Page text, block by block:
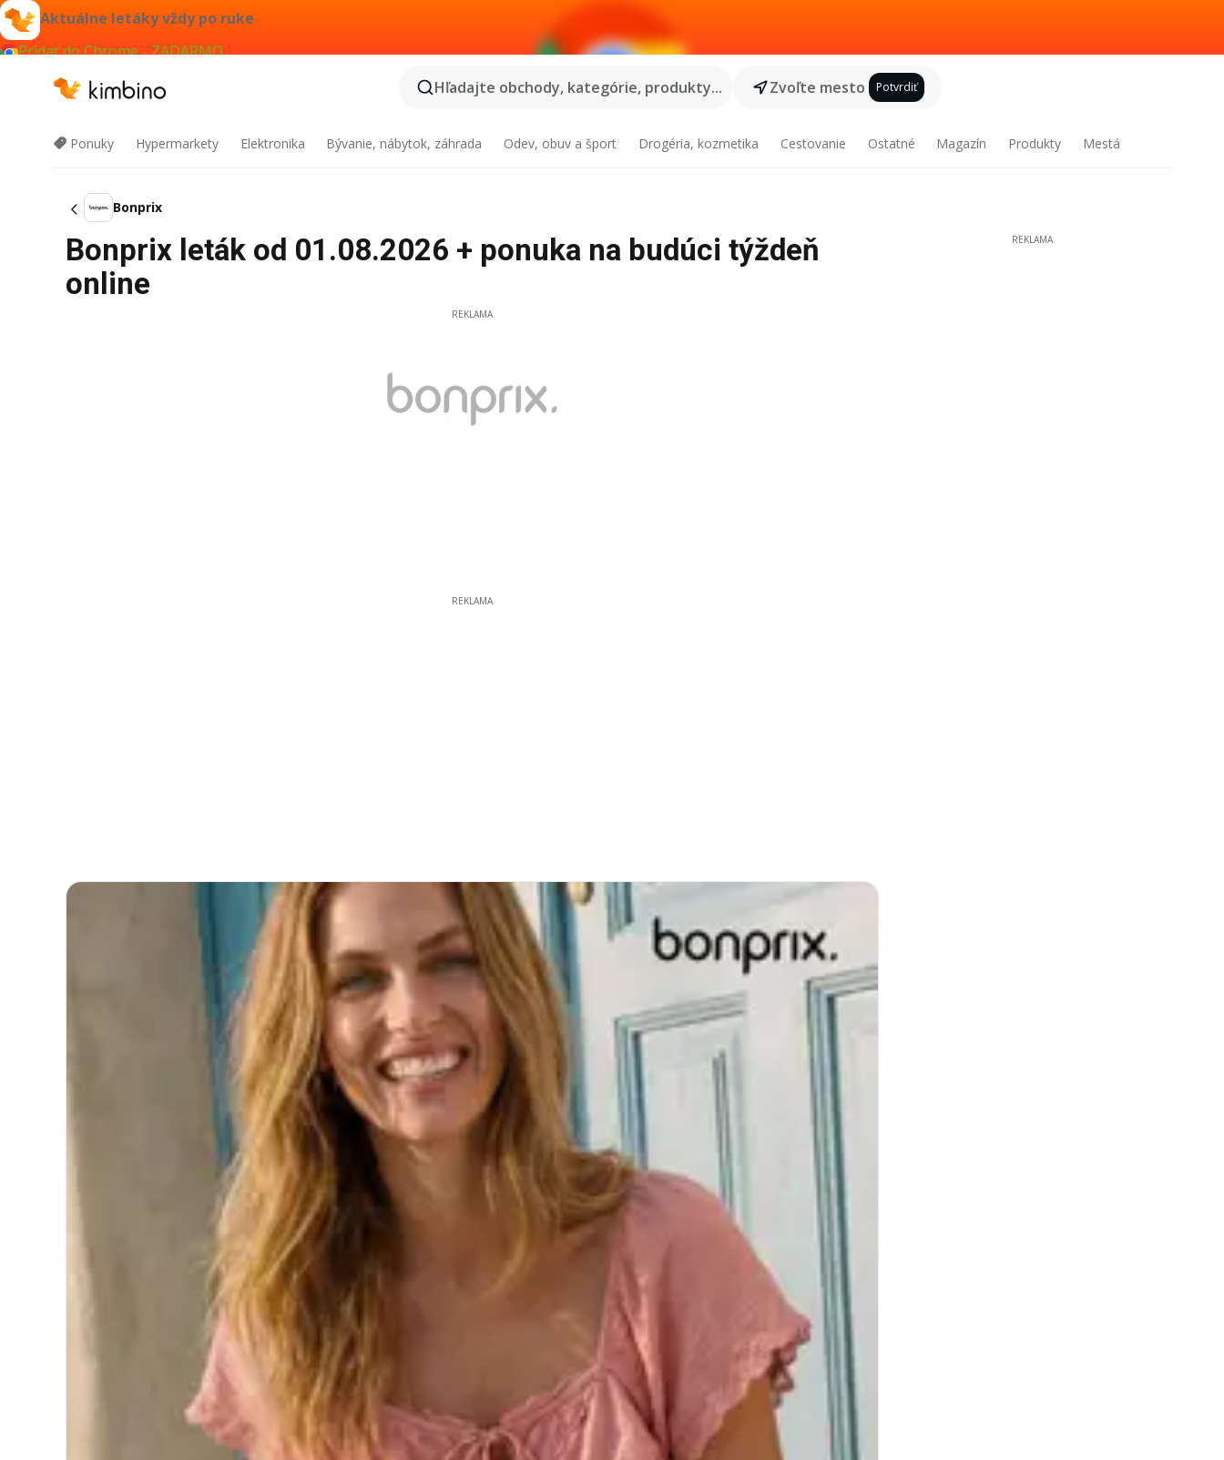
Aktuálne letáky vždy po ruke
Pridať do Chrome - ZADARMO
Hľadajte obchody, kategórie, produkty...
Zvoľte mesto Potvrdiť
Ponuky Hypermarkety Elektronika Bývanie, nábytok, záhrada Odev, obuv a šport Drogéria, kozmetika Cestovanie Ostatné Magazín Produkty Mestá
Bonprix
Bonprix leták od 01.08.2026 + ponuka na budúci týždeň
online
REKLAMA
REKLAMA
REKLAMA